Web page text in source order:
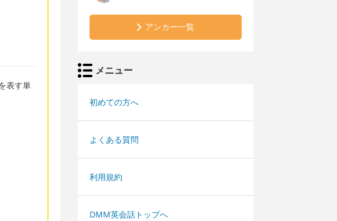
表す単
アンカー一覧
メニュー
初めての方へ
よくある質問
利用規約
DMM英会話トップへ